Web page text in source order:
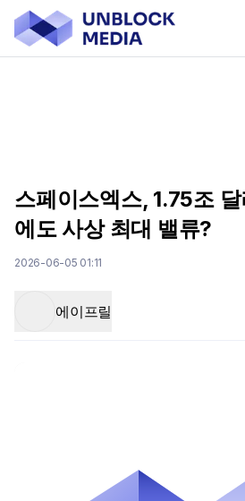
스페이스엑스, 1.75조
에도 사상 최대 밸류?
2026-06-05 01:11
에이프릴